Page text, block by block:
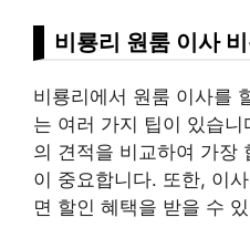
비룡리 원룸 이사
비룡리에서 원룸 이사를
는 여러 가지 팁이 있습
의 견적을 비교하여 가장
이 중요합니다. 또한, 이
면 할인 혜택을 받을 수